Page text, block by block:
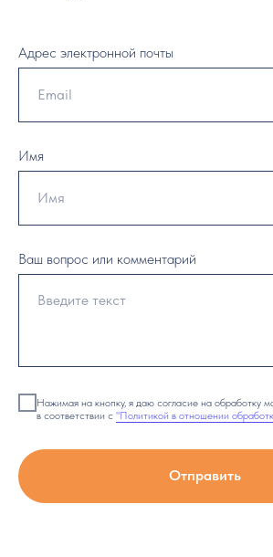
Адрес электронной почты
Имя
Ваш вопрос или комментарий
Нажимая на кнопку, я даю согласие на обработку
в соответствии с "Политикой в отношении
Отправить